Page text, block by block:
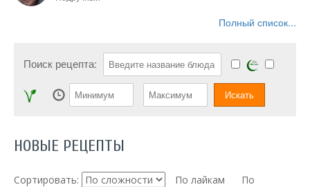
Полный список...
Поиск рецепта:
НОВЫЕ РЕЦЕПТЫ
Сортировать: По лайкам
По